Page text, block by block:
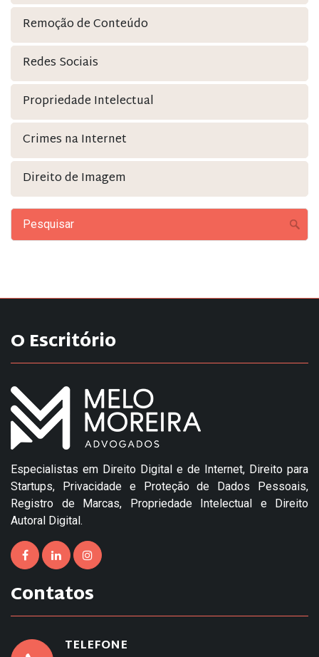
Remoção de Conteúdo
Redes Sociais
Propriedade Intelectual
Crimes na Internet
Direito de Imagem
O Escritório
Especialistas em Direito Digital e de Internet, Direito para
Startups, Privacidade e Proteção de Dados Pessoais,
Registro de Marcas, Propriedade Intelectual e Direito
Autoral Digital.
Contatos
TELEFONE